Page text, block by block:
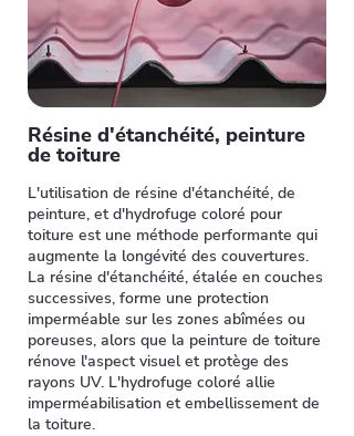
Résine d'étanchéité, peinture
de toiture
L'utilisation de résine d'étanchéité, de
peinture, et d'hydrofuge coloré pour
toiture est une méthode performante qui
augmente la longévité des couvertures.
La résine d'étanchéité, étalée en couches
successives, forme une protection
imperméable sur les zones abîmées ou
poreuses, alors que la peinture de toiture
rénove l'aspect visuel et protège des
rayons UV. L'hydrofuge coloré allie
imperméabilisation et embellissement de
la toiture.